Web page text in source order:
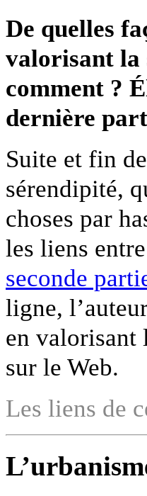
De quelles
valorisant la
comment ?
dernière
Suite et fin
sérendipité,
choses par
les liens
seconde
ligne,
en valorisant
sur le Web.
Les liens de